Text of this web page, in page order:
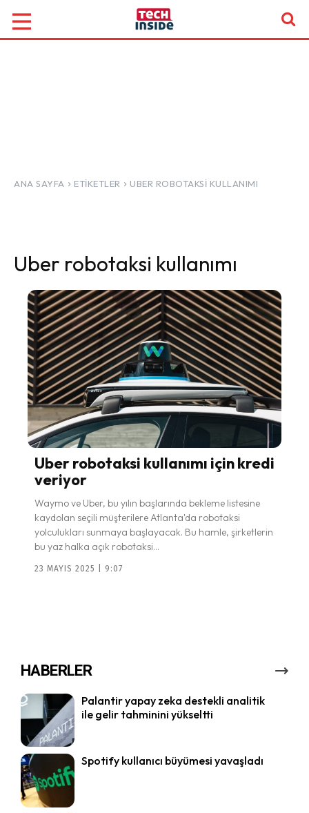
ANA SAYFA ETIKETLER UBER ROBOTAKSI KULLANIMI
Uber robotaksi kullanımı
Uber robotaksi kullanımı için kredi
veriyor
Waymo ve Uber, bu yılın başlarında bekleme listesine
kaydolan seçili müşterilere Atlanta'da robotaksi
yolculukları sunmaya başlayacak. Bu hamle, şirketlerin
bu yaz halka açık robotaksi...
23 MAYIS 2025 | 9:07
HABERLER
Palantir yapay zeka destekli analitik
ile gelir tahminini yükseltti
Spotify kullanıcı büyümesi yavaşladı